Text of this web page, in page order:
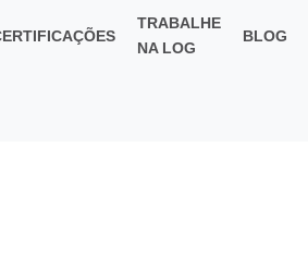
TRABALHE
NA LOG
BLOG